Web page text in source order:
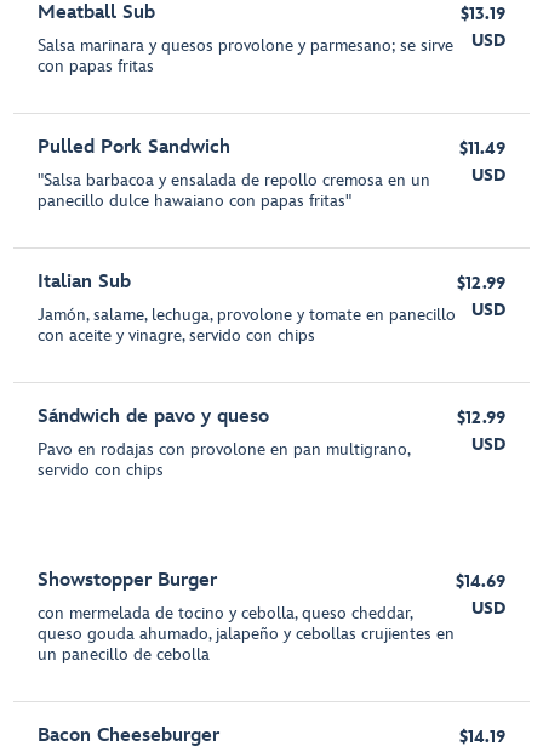
Meatball Sub
Salsa marinara y quesos provolone y parmesano; se sirve
con papas fritas
$13.19
USD
Pulled Pork Sandwich
"Salsa barbacoa y ensalada de repollo cremosa en un
panecillo dulce hawaiano con papas fritas"
$11.49
USD
Italian Sub
Jamón, salame, lechuga, provolone y tomate en panecillo
con aceite y vinagre, servido con chips
$12.99
USD
Sándwich de pavo y queso
Pavo en rodajas con provolone en pan multigrano,
servido con chips
$12.99
USD
Showstopper Burger
con mermelada de tocino y cebolla, queso cheddar,
queso gouda ahumado, jalapeño y cebollas crujientes en
un panecillo de cebolla
$14.69
USD
Bacon Cheeseburger
$14.19